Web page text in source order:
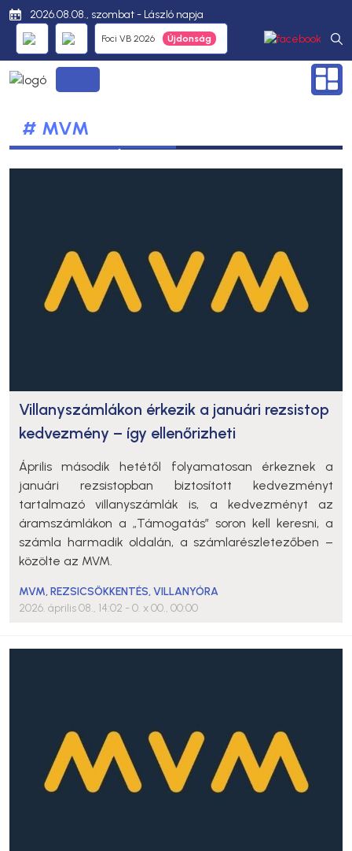
2026.08.08., szombat - László napja
Foci VB 2026
# MVM
Villanyszámlákon érkezik a januári rezsistop
kedvezmény – így ellenőrizheti
Április második hetétől folyamatosan érkeznek a
januári rezsistopban biztosított kedvezményt
tartalmazó villanyszámlák is, a kedvezményt az
áramszámlákon a „Támogatás” soron kell keresni, a
számla harmadik oldalán, a számlarészletezőben –
közölte az MVM.
MVM,REZSICSÖKKENTÉS,VILLANYÓRA
2026. április 08., 14:02 - 0. x 00., 00:00